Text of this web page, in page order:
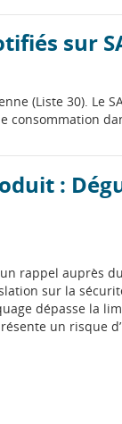
sur
(Liste 30). Le
consommation
:
rappel auprès
sur la
dépasse la
un risque